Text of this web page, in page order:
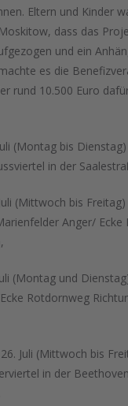
Eltern und Kinder
dass das
und ein
es die
rund 10.500 Euro
(Montag bis
in der
(Mittwoch bis
Anger/ Ecke
(Montag und
Rotdornweg
Juli (Mittwoch bis
in der